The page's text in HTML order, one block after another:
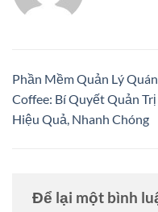
Phần Mềm Quản Lý Quán
Coffee: Bí Quyết Quản Trị
Hiệu Quả, Nhanh Chóng
Để lại một bình